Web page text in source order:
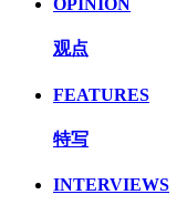
OPINION
观点
FEATURES
特写
INTERVIEWS